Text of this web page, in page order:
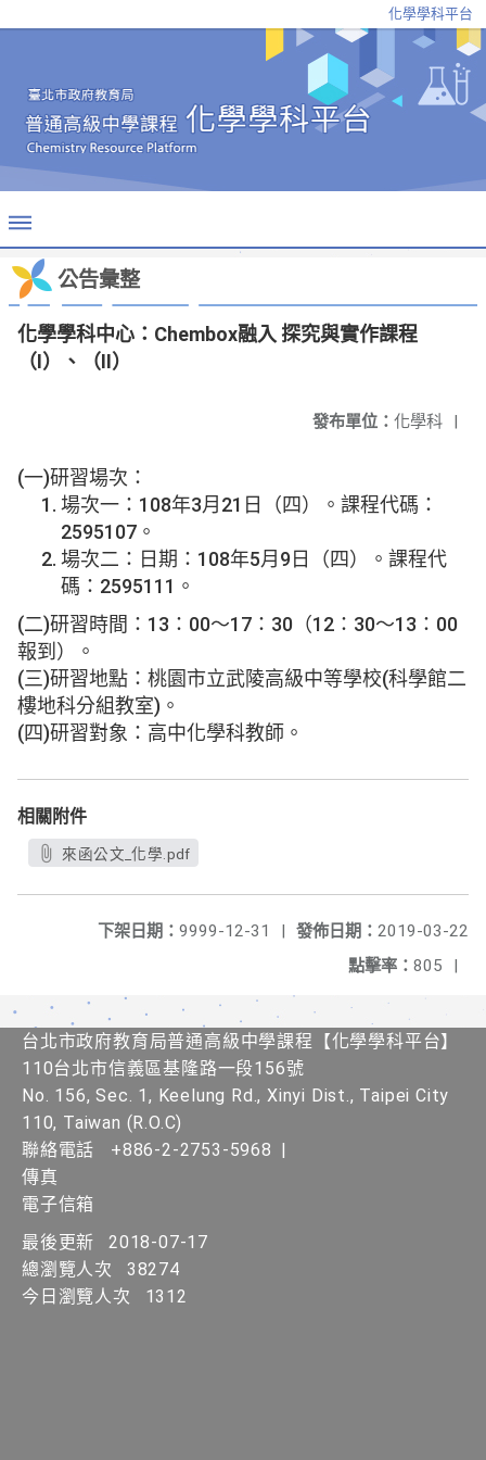
化學學科平台
公告彙整
化學學科中心：Chembox融入 探究與實作課程
（I）、（II）
發布單位： 化學科 |
(一)研習場次：
場次一：108年3月21日（四）。課程代碼：
2595107。
場次二：日期：108年5月9日（四）。課程代
碼：2595111。
(二)研習時間：13：00〜17：30（12：30〜13：00
報到）。
(三)研習地點：桃園市立武陵高級中等學校(科學館二
樓地科分組教室)。
(四)研習對象：高中化學科教師。
相關附件
來函公文_化學.pdf
發佈日期： 2019-03-22
下架日期： 9999-12-31
|
點擊率： 805 |
台北市政府教育局普通高級中學課程【化學學科平台】
110台北市信義區基隆路一段156號
No. 156, Sec. 1, Keelung Rd., Xinyi Dist., Taipei City
110, Taiwan (R.O.C)
聯絡電話
+886-2-2753-5968 |
傳真
電子信箱
最後更新
2018-07-17
總瀏覽人次
38274
今日瀏覽人次
1312